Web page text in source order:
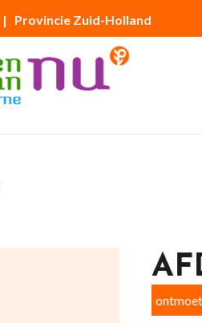
| Provincie Zuid-Holland